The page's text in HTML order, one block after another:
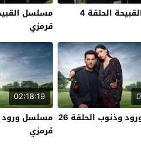
مسلسل القبيحة الحلقة 4
قرمزي
مسلسل ورود وذنوب الحلقة 26
02:18:19
قرمزي